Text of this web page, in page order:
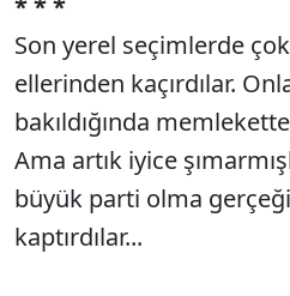
* * *
Son yerel seçimlerde
ellerinden kaçırdılar.
bakıldığında
Ama artık iyice
büyük parti olma
kaptırdılar...